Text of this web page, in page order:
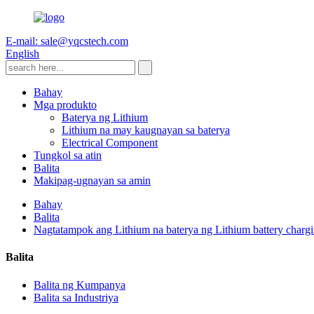
E-mail: sale@yqcstech.com
English
Bahay
Mga produkto
Baterya ng Lithium
Lithium na may kaugnayan sa baterya
Electrical Component
Tungkol sa atin
Balita
Makipag-ugnayan sa amin
Bahay
Balita
Nagtatampok ang Lithium na baterya ng Lithium battery
Balita
Balita ng Kumpanya
Balita sa Industriya